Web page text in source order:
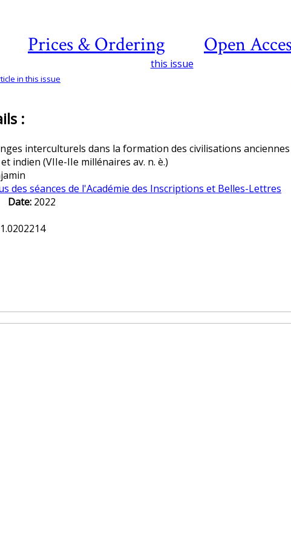
Prices & Ordering Open
this issue
in this issue
:
interculturels dans la formation des civilisations
indien (VIIe-IIe millénaires av. n. è.)
des séances de l'Académie des Inscriptions et Belles-Lettres
Date: 2022